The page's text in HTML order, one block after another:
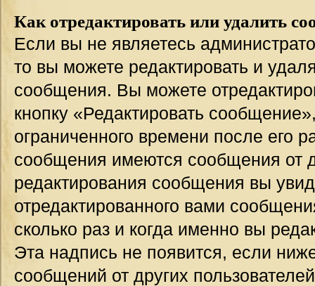
Как отредактировать или удалить
Если вы не являетесь
то вы можете редактировать и
сообщения. Вы можете
кнопку «Редактировать
ограниченного времени после его
сообщения имеются сообщения от
редактирования сообщения вы
отредактированного вами
сколько раз и когда именно вы
Эта надпись не появится, если
сообщений от других